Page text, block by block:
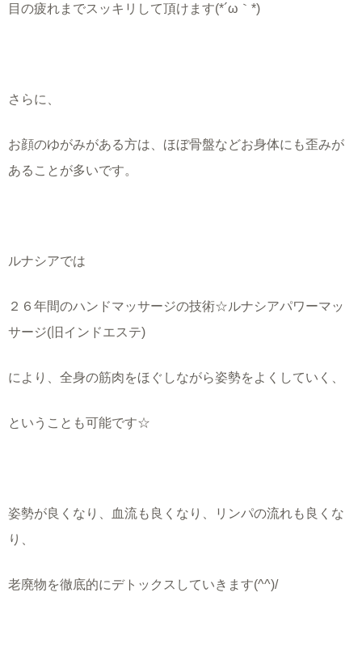
目の疲れまでスッキリして頂けます(*´ω｀*)
さらに、
お顔のゆがみがある方は、ほぼ骨盤などお身体にも歪みが
あることが多いです。
ルナシアでは
２６年間のハンドマッサージの技術☆ルナシアパワーマッ
サージ(旧インドエステ)
により、全身の筋肉をほぐしながら姿勢をよくしていく、
ということも可能です☆
姿勢が良くなり、血流も良くなり、リンパの流れも良くな
り、
老廃物を徹底的にデトックスしていきます(^^)/